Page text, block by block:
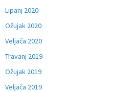
Lipanj 2020
Ožujak 2020
Veljača 2020
Travanj 2019
Ožujak 2019
Veljača 2019